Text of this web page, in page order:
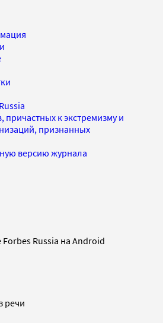
причастных к экстремизму и
признанных
версию журнала
Russia на Android
речи